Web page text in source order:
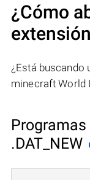
¿Cómo
¿Está buscando
minecraft World
.DAT_NEW